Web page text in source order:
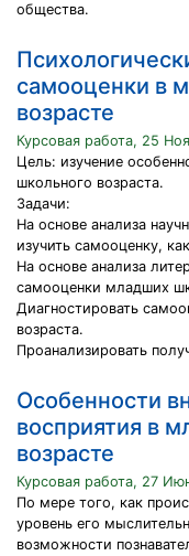
общества.
самооценки в
возрасте
Курсовая работа, 25
Цель: изучение
школьного возраста.
Задачи:
На основе анализа
изучить самооценку,
На основе анализа
самооценки младших
Диагностировать
возраста.
Проанализировать
Особенности
восприятия в
возрасте
Курсовая работа, 27
По мере того, как
уровень его
возможности